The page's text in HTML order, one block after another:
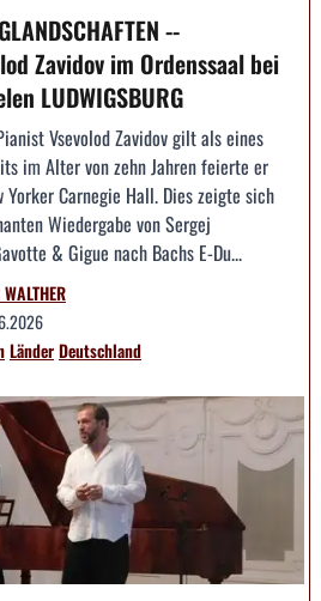
--
Zavidov im Ordenssaal bei
LUDWIGSBURG
Vsevolod Zavidov gilt als eines
im Alter von zehn Jahren feierte er
Carnegie Hall. Dies zeigte sich
Wiedergabe von Sergej
& Gigue nach Bachs E-Du...
LänderDeutschland